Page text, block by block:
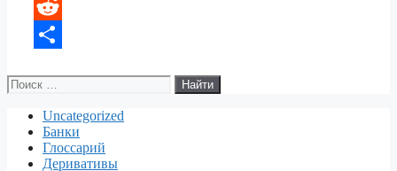
a
m
b
o
k
k
e
I
n
r
L
e
R
d
т
Поиск:
Uncategorized
Банки
Глоссарий
Деривативы